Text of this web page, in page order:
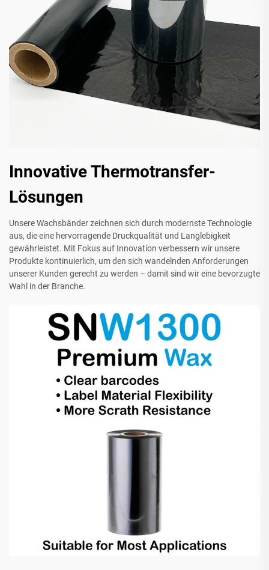
Innovative Thermotransfer-
Lösungen
Unsere Wachsbänder zeichnen sich durch modernste Technologie
aus, die eine hervorragende Druckqualität und Langlebigkeit
gewährleistet. Mit Fokus auf Innovation verbessern wir unsere
Produkte kontinuierlich, um den sich wandelnden Anforderungen
unserer Kunden gerecht zu werden – damit sind wir eine bevorzugte
Wahl in der Branche.